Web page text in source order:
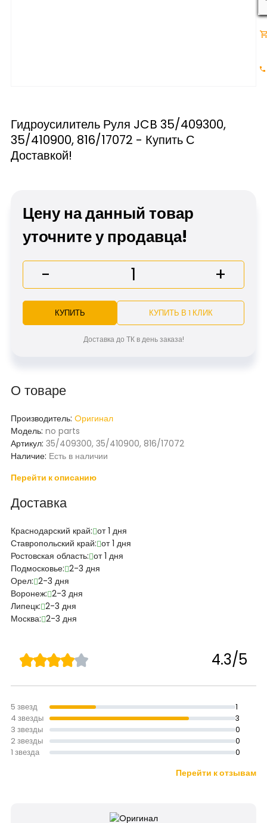
Гидроусилитель Руля JCB 35/409300,
35/410900, 816/17072 - Купить С
Доставкой!
О товаре
Производитель: Oригинал
Модель: no parts
Артикул: 35/409300, 35/410900, 816/17072
Наличие: Есть в наличии
Перейти к описанию
Доставка
Краснодарский край: от 1 дня
Ставропольский край: от 1 дня
Ростовская область: от 1 дня
Подмосковье: 2-3 дня
Орел: 2-3 дня
Воронеж: 2-3 дня
Липецк: 2-3 дня
Москва: 2-3 дня
Цену на данный товар
уточните у продавца!
- +
КУПИТЬ КУПИТЬ В 1 КЛИК
Доставка до ТК в день заказа!
4.3/5
5 звезд 1
4 звезды 3
3 звезды 0
2 звезды 0
1 звезда 0
Перейти к отзывам